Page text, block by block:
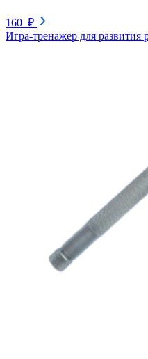
160 ₽
Игра-тренажер для развития